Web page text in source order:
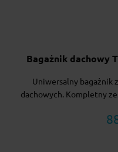
Bagażnik dachowy
Uniwersalny bagażnik
dachowych. Kompletny